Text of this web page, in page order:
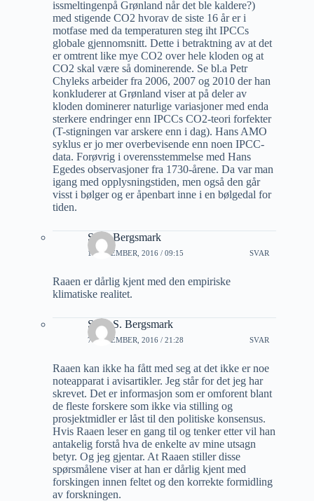
issmeltingenpå Grønland når det ble kaldere?)
med stigende CO2 hvorav de siste 16 år er i
motfase med da temperaturen steg iht IPCCs
globale gjennomsnitt. Dette i betraktning av at det
er omtrent like mye CO2 over hele kloden og at
CO2 skal være så dominerende. Se bl.a Petr
Chyleks arbeider fra 2006, 2007 og 2010 der han
konkluderer at Grønland viser at på deler av
kloden dominerer naturlige variasjoner med enda
sterkere endringer enn IPCCs CO2-teori forfekter
(T-stigningen var arskere enn i dag). Hans AMO
syklus er jo mer overbevisende enn noen IPCC-
data. Forøvrig i overensstemmelse med Hans
Egedes observasjoner fra 1730-årene. Da var man
igang med opplysningstiden, men også den går
visst i bølger og er åpenbart inne i en bølgedal for
tiden.
Stein Bergsmark
1 NOVEMBER, 2016 / 09:15 SVAR
Raaen er dårlig kjent med den empiriske
klimatiske realitet.
Stein S. Bergsmark
7 NOVEMBER, 2016 / 21:28 SVAR
Raaen kan ikke ha fått med seg at det ikke er noe
noteapparat i avisartikler. Jeg står for det jeg har
skrevet. Det er informasjon som er omforent blant
de fleste forskere som ikke via stilling og
prosjektmidler er låst til den politiske konsensus.
Hvis Raaen leser en gang til og tenker etter vil han
antakelig forstå hva de enkelte av mine utsagn
betyr. Og jeg gjentar. At Raaen stiller disse
spørsmålene viser at han er dårlig kjent med
forskingen innen feltet og den korrekte formidling
av forskningen.